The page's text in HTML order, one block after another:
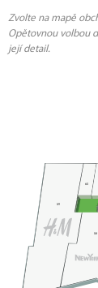
Zvolte na mapě
Opětovnou volbou
její detail.
58
59
60